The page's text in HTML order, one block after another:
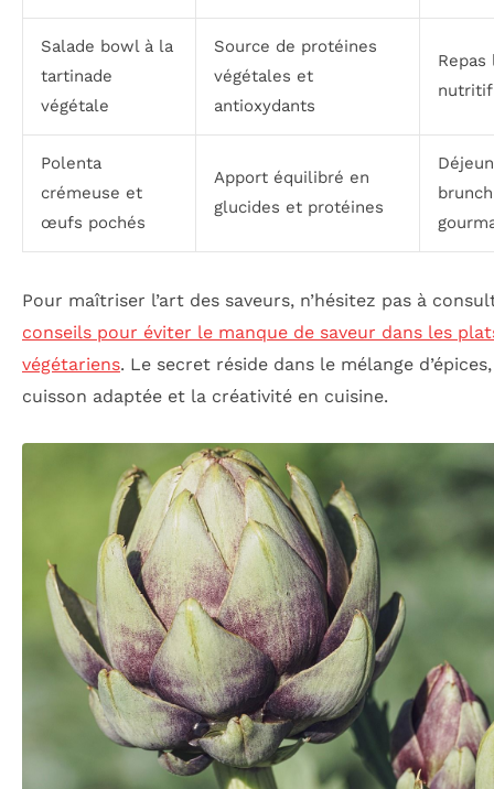
Salade bowl à la
tartinade
végétale
Source de protéines
végétales et
antioxydants
nutritif
Polenta
crémeuse et
œufs pochés
Apport équilibré en
glucides et protéines
brunch
Pour maîtriser l’art des saveurs, n’hésitez pas à
conseils pour éviter le manque de saveur dans les
végétariens. Le secret réside dans le mélange
cuisson adaptée et la créativité en cuisine.